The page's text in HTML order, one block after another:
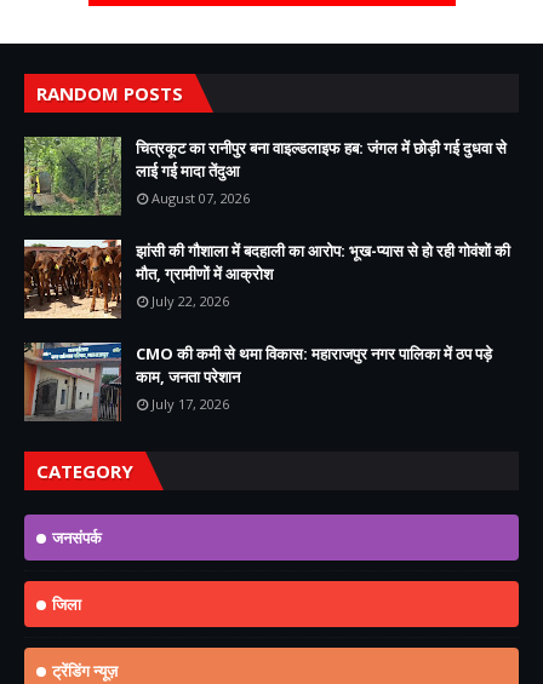
RANDOM POSTS
चित्रकूट का रानीपुर बना वाइल्डलाइफ हब: जंगल में छोड़ी गई दुधवा से
लाई गई मादा तेंदुआ
August 07, 2026
झांसी की गौशाला में बदहाली का आरोप: भूख-प्यास से हो रही गोवंशों की
मौत, ग्रामीणों में आक्रोश
July 22, 2026
CMO की कमी से थमा विकास: महाराजपुर नगर पालिका में ठप पड़े
काम, जनता परेशान
July 17, 2026
CATEGORY
जनसंपर्क
जिला
ट्रेंडिंग न्यूज़